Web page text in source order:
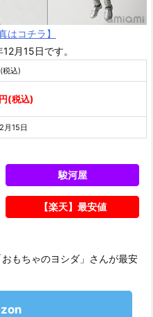
はコチラ】
月15日です。
込)
(税込)
月15日
駿河屋
【楽天】最安値
もちゃのヨシダ」さんが最安